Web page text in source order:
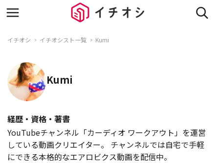
イチオシ イチオシスト一覧 Kumi
Kumi
経歴・資格・著書
YouTubeチャンネル「カーディオ ワークアウト」を運営
している動画クリエイター。 チャンネルでは自宅で手軽
にできる本格的なエアロビクス動画を配信中。